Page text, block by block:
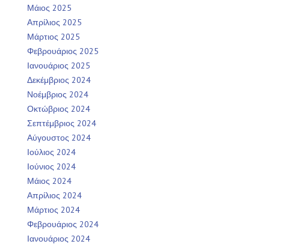
Μάιος 2025
Απρίλιος 2025
Μάρτιος 2025
Φεβρουάριος 2025
Ιανουάριος 2025
Δεκέμβριος 2024
Νοέμβριος 2024
Οκτώβριος 2024
Σεπτέμβριος 2024
Αύγουστος 2024
Ιούλιος 2024
Ιούνιος 2024
Μάιος 2024
Απρίλιος 2024
Μάρτιος 2024
Φεβρουάριος 2024
Ιανουάριος 2024